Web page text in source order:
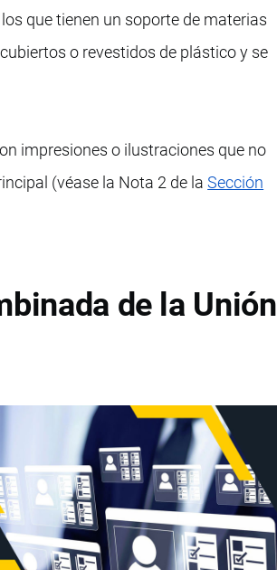
que tienen un soporte de materias
o revestidos de plástico y se
impresiones o ilustraciones que no
(véase la Nota 2 de laSección
de la Unión